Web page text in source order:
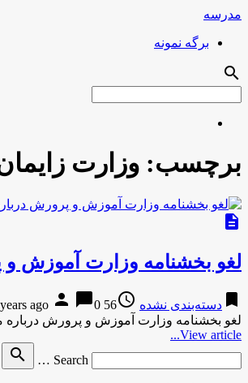
مدرسه
برگه نمونه
search
برچسب: وزارت
description
لغو بخشنامه وزارت آموزش
bookmark دسته‌بندی نشده access_time
56 years ago
person chat_bubble0
لغو بخشنامه وزارت آموزش و پرورش درباره مرخصی زایمانتیتر20 لغو بخشنامه وزارت آموزش و پرورش
View article...
Search …
search